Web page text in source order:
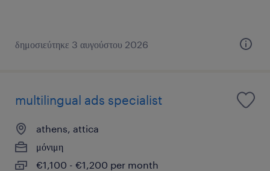
δημοσιεύτηκε 3 αυγούστου 2026
multilingual ads specialist
athens, attica
μόνιμη
€1,100 - €1,200 per month